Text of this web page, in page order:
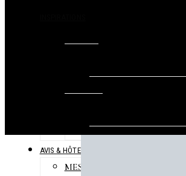
GALERIES DE
AVIS & HÔTELS
MES AVIS COMPLETS –